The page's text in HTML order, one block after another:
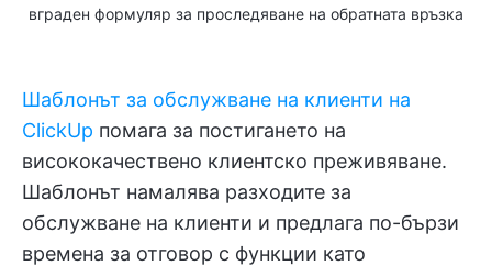
вграден формуляр за проследяване на обратната връзка
Шаблонът за обслужване на клиенти на
ClickUp помага за постигането на
висококачествено клиентско преживяване.
Шаблонът намалява разходите за
обслужване на клиенти и предлага по-бързи
времена за отговор с функции като